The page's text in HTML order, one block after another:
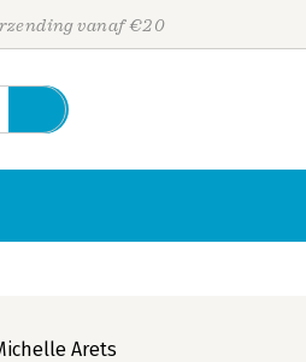
vanaf €20
Arets
Personen